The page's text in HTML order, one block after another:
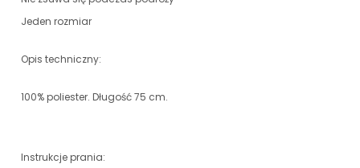
Jeden rozmiar
Opis techniczny:
100% poliester. Długość 75 cm.
Instrukcje prania: